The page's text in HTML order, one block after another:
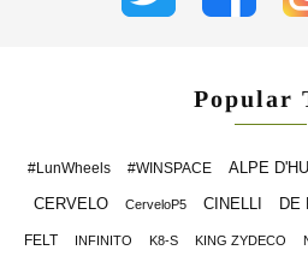
Popular
#LunWheels #WINSPACE ALPE
CERVELO CerveloP5 CINELLI DE
FELT INFINITO K8-S KING ZYDECO